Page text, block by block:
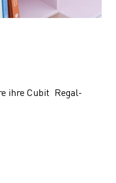
ihre Cubit  Regal-